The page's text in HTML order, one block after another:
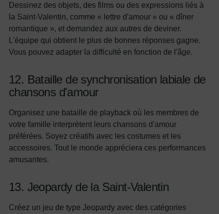
Dessinez des objets, des films ou des expressions liés à
la Saint-Valentin, comme « lettre d'amour » ou « dîner
romantique », et demandez aux autres de deviner.
L'équipe qui obtient le plus de bonnes réponses gagne.
Vous pouvez adapter la difficulté en fonction de l'âge.
12. Bataille de synchronisation labiale de
chansons d'amour
Organisez une bataille de playback où les membres de
votre famille interprètent leurs chansons d'amour
préférées. Soyez créatifs avec les costumes et les
accessoires. Tout le monde appréciera ces performances
amusantes.
13. Jeopardy de la Saint-Valentin
Créez un jeu de type Jeopardy avec des catégories